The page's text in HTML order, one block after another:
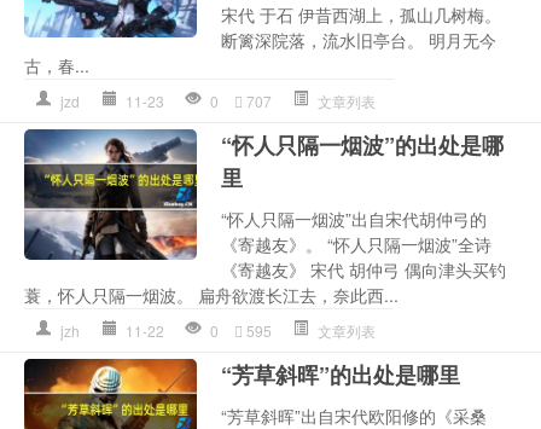
宋代 于石 伊昔西湖上，孤山几树梅。
断篱深院落，流水旧亭台。 明月无今
古，春...
jzd 11-23 0 707 文章列表
“怀人只隔一烟波”的出处是哪
里
“怀人只隔一烟波”出自宋代胡仲弓的
《寄越友》。 “怀人只隔一烟波”全诗
《寄越友》 宋代 胡仲弓 偶向津头买钓
蓑，怀人只隔一烟波。 扁舟欲渡长江去，奈此西...
jzh 11-22 0 595 文章列表
“芳草斜晖”的出处是哪里
“芳草斜晖”出自宋代欧阳修的《采桑